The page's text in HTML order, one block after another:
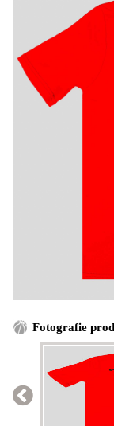
Fotografie